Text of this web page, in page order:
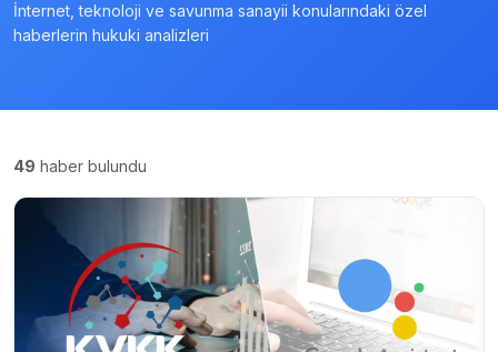
İnternet, teknoloji ve savunma sanayii konularındaki özel
haberlerin hukuki analizleri
49 haber bulundu